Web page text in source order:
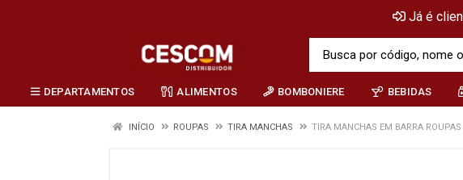
Já é
DEPARTAMENTOS ALIMENTOS BOMBONIERE BEBIDAS
INÍCIO ROUPAS TIRA MANCHAS TIRA MANCHAS EM BARRA